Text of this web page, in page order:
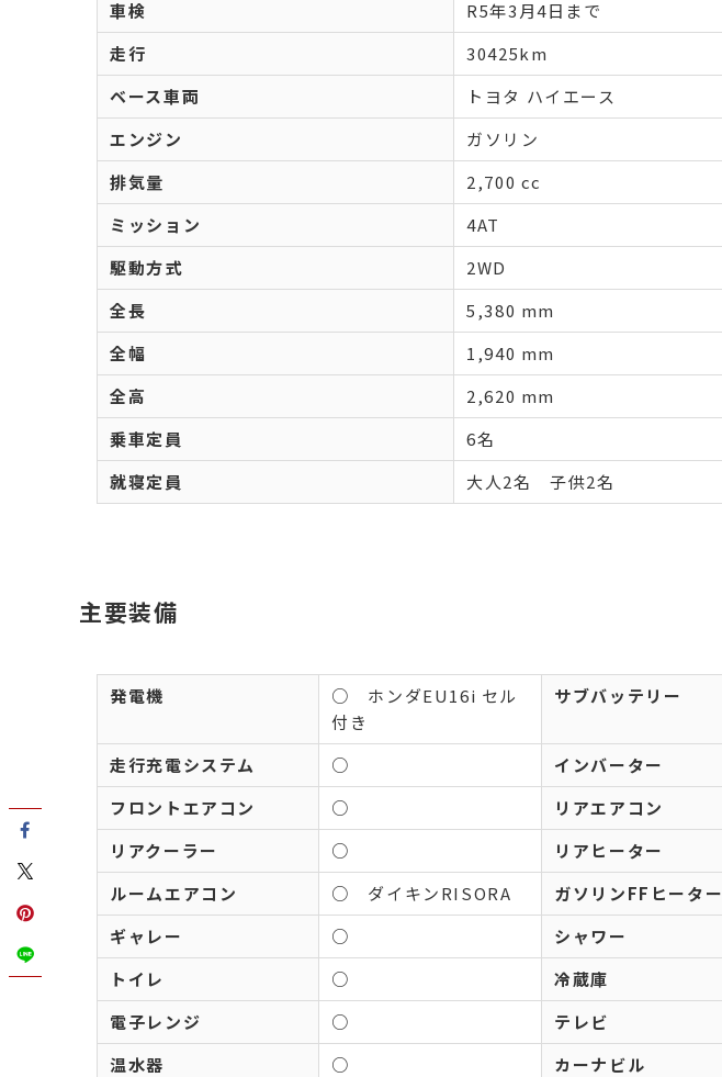
車検
R5年3月4日まで
走行
30425km
ベース車両
トヨタ ハイエース
エンジン
ガソリン
排気量
2,700 cc
ミッション
4AT
駆動方式
2WD
全長
5,380 mm
全幅
1,940 mm
全高
2,620 mm
乗車定員
6名
就寝定員
大人2名 子供2名
主要装備
発電機
○ ホンダEU16i セル
付き
サブバッテリー
走行充電システム ○ インバーター
フロントエアコン
○ リアエアコン
リアクーラー
○ リアヒーター
ルームエアコン
○ ダイキンRISORA ガソリンFFヒーター
ギャレー
○ シャワー
トイレ
○ 冷蔵庫
電子レンジ
○ テレビ
温水器
○ カーナビル